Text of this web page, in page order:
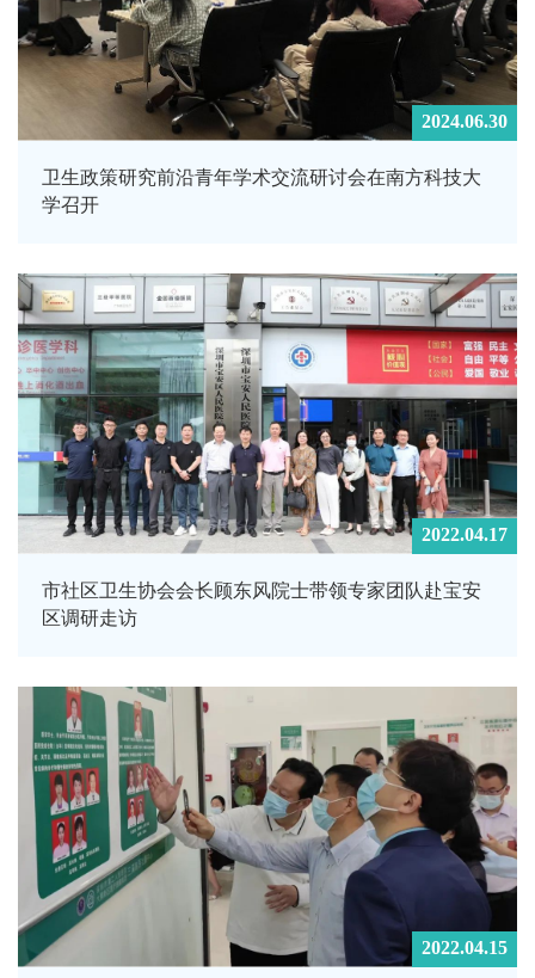
2024.06.30
卫生政策研究前沿青年学术交流研讨会在南方科技大
学召开
2022.04.17
市社区卫生协会会长顾东风院士带领专家团队赴宝安
区调研走访
2022.04.15